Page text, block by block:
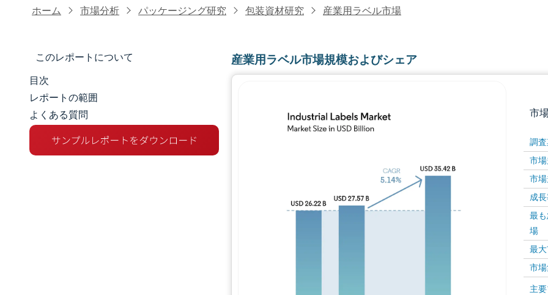
ホーム 市場分析 パッケージング研究 包装資材研究 産業用ラベル市場
このレポートについて
市場規模とシェア
市場分析
トレンドとインサイト
目次
レポートの範囲
よくある質問
産業用ラベル市場規模およびシェア
市
調
市
市
成
最
場
最
市
主
画像
画像 © Mordor Intelligence。再利用にはCC BY 4.0の